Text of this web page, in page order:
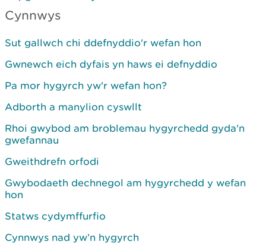
Cynnwys
Sut gallwch chi ddefnyddio'r wefan hon
Gwnewch eich dyfais yn haws ei defnyddio
Pa mor hygyrch yw'r wefan hon?
Adborth a manylion cyswllt
Rhoi gwybod am broblemau hygyrchedd gyda'n
gwefannau
Gweithdrefn orfodi
Gwybodaeth dechnegol am hygyrchedd y wefan
hon
Statws cydymffurfio
Cynnwys nad yw’n hygyrch